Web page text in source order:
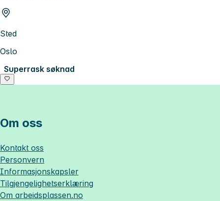
Sted
Oslo
Superrask søknad
Om oss
Kontakt oss
Personvern
Informasjonskapsler
Tilgjengelighetserklæring
Om arbeidsplassen.no